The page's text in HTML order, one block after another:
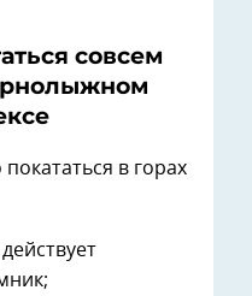
совсем
в горах